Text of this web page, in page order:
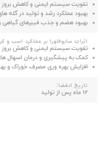
تقویت سیستم ایمنی و کاهش بروز
بهبود عملکرد رشد و تولید در گله
بهبود هضم و جذب فیبرهای
اثرات سابوفلورا بر عملکرد اسب و
تقویت سیستم ایمنی و کاهش بروز
کمک به پیشگیری و درمان اسهال
افزایش بهره وری مصرف خوراک و
تاریخ انقضا:
۱۲ ماه پس از تولید